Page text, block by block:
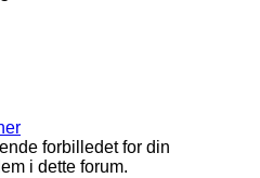
forbilledet for din
i dette forum.